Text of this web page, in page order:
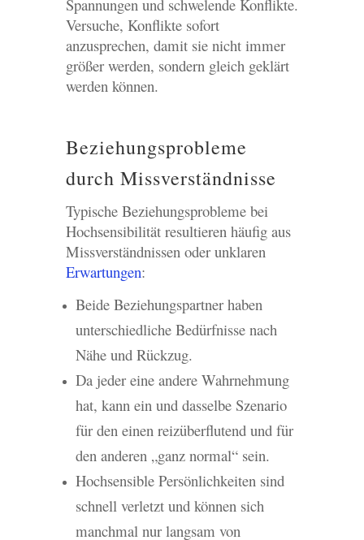
Spannungen und schwelende Konflikte.
Versuche, Konflikte sofort
anzusprechen, damit sie nicht immer
größer werden, sondern gleich geklärt
werden können.
Beziehungsprobleme
durch Missverständnisse
Typische Beziehungsprobleme bei
Hochsensibilität resultieren häufig aus
Missverständnissen oder unklaren
Erwartungen:
Beide Beziehungspartner haben
unterschiedliche Bedürfnisse nach
Nähe und Rückzug.
Da jeder eine andere Wahrnehmung
hat, kann ein und dasselbe Szenario
für den einen reizüberflutend und für
den anderen „ganz normal“ sein.
Hochsensible Persönlichkeiten sind
schnell verletzt und können sich
manchmal nur langsam von